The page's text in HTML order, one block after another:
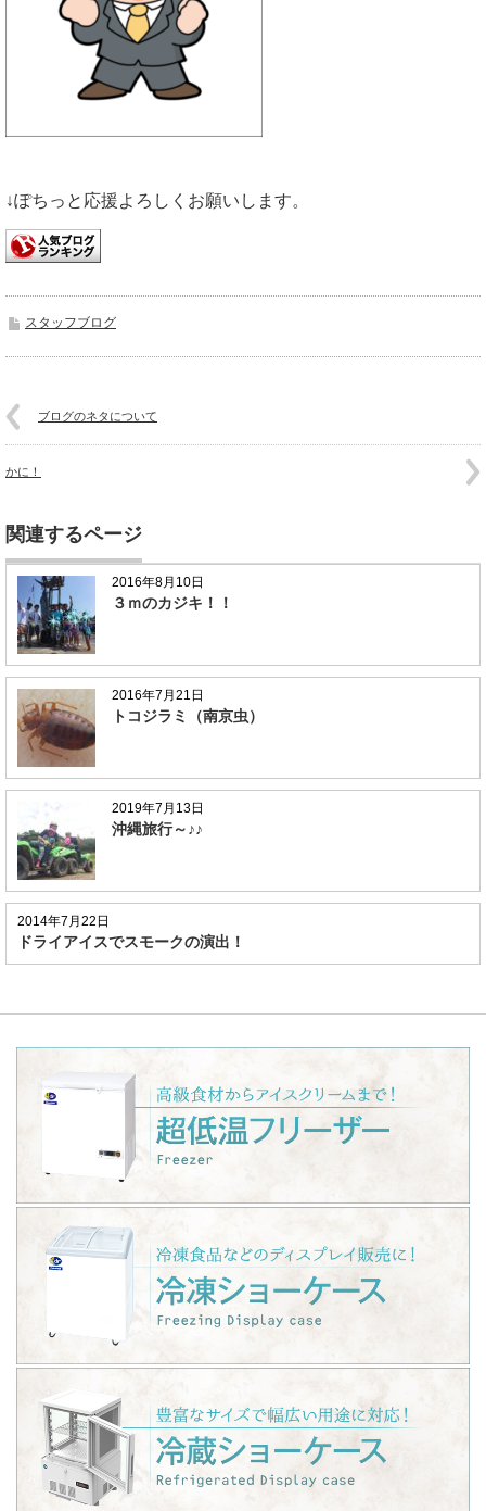
↓ぽちっと応援よろしくお願いします。
スタッフブログ
ブログのネタについて
かに！
関連するページ
2016年8月10日
３ｍのカジキ！！
2016年7月21日
トコジラミ（南京虫）
2019年7月13日
沖縄旅行～♪♪
2014年7月22日
ドライアイスでスモークの演出！